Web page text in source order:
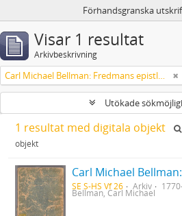
Förhandsgranska
Visar 1 resultat
Arkivbeskrivning
Carl Michael Bellman: Fredmans epistlar [Nechers ex.]. Ep. 1-50
Utökade
1 resultat med digitala objekt
objekt
SE S-HS Vf 26 Arkiv
Bellman, Carl Michael